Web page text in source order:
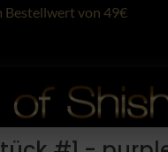
Bestellwert von 49€